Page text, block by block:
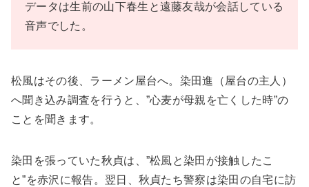
データは生前の山下春生と遠藤友哉が会話している
音声でした。
松風はその後、ラーメン屋台へ。染田進（屋台の主人）
へ聞き込み調査を行うと、”心麦が母親を亡くした時”の
ことを聞きます。
染田を張っていた秋貞は、”松風と染田が接触したこ
と”を赤沢に報告。翌日、秋貞たち警察は染田の自宅に訪